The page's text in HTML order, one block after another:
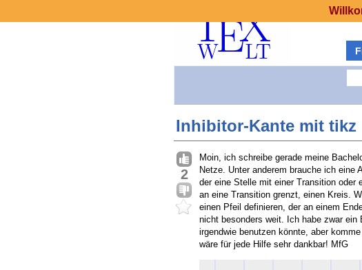
Inhibitor-Kante mit tikz
2
Moin, ich schreibe gerade meine
Netze. Unter anderem brauche ich
der eine Stelle mit einer Transition oder
an eine Transition grenzt, einen Kreis.
einen Pfeil definieren, der an einem
nicht besonders weit. Ich habe zwar ein
irgendwie benutzen könnte, aber
wäre für jede Hilfe sehr dankbar! MfG